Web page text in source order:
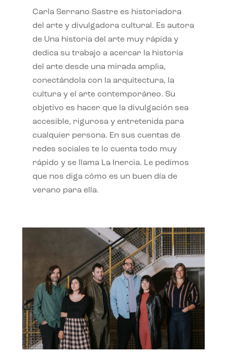
Carla Serrano Sastre es historiadora
del arte y divulgadora cultural. Es autora
de Una historia del arte muy rápida y
dedica su trabajo a acercar la historia
del arte desde una mirada amplia,
conectándola con la arquitectura, la
cultura y el arte contemporáneo. Su
objetivo es hacer que la divulgación sea
accesible, rigurosa y entretenida para
cualquier persona. En sus cuentas de
redes sociales te lo cuenta todo muy
rápido y se llama La Inercia. Le pedimos
que nos diga cómo es un buen día de
verano para ella.